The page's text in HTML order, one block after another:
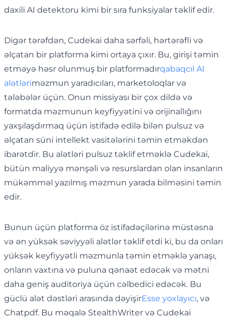
daxili AI detektoru kimi bir sıra funksiyalar təklif edir.
Digər tərəfdən, Cudekai daha sərfəli, hərtərəfli və
əlçatan bir platforma kimi ortaya çıxır. Bu, girişi təmin
etməyə həsr olunmuş bir platformadırqabaqcıl AI
alətləriməzmun yaradıcıları, marketoloqlar və
tələbələr üçün. Onun missiyası bir çox dildə və
formatda məzmunun keyfiyyətini və orijinallığını
yaxşılaşdırmaq üçün istifadə edilə bilən pulsuz və
əlçatan süni intellekt vasitələrini təmin etməkdən
ibarətdir. Bu alətləri pulsuz təklif etməklə Cudekai,
bütün maliyyə mənşəli və resurslardan olan insanların
mükəmməl yazılmış məzmun yarada bilməsini təmin
edir.
Bunun üçün platforma öz istifadəçilərinə müstəsna
və ən yüksək səviyyəli alətlər təklif etdi ki, bu da onları
yüksək keyfiyyətli məzmunla təmin etməklə yanaşı,
onların vaxtına və puluna qənaət edəcək və mətni
daha geniş auditoriya üçün cəlbedici edəcək. Bu
güclü alət dəstləri arasında dəyişirEsse yoxlayıcı, və
Chatpdf. Bu məqalə StealthWriter və Cudekai